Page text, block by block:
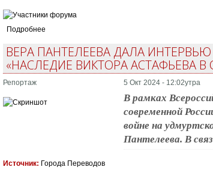
Подробнее
ВЕРА ПАНТЕЛЕЕВА ДАЛА
«НАСЛЕДИЕ ВИКТОРА АСТАФЬЕВА
Репортаж 5 Окт 2024 - 12:02утра
В рамках
современной
войне на
Пантелеева. В
Источник: Города Переводов